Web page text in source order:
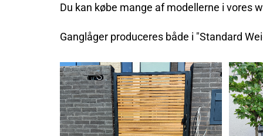
Du kan købe mange af modellerne i vores
Ganglåger produceres både i "Standard